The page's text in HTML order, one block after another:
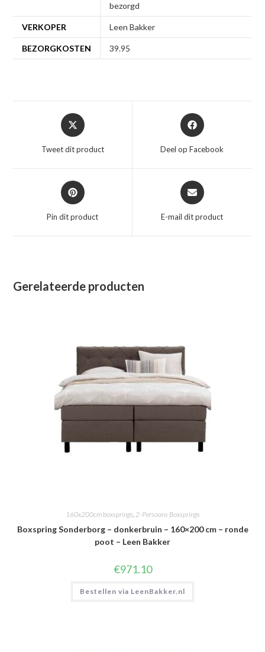
bezorgd
VERKOPER Leen Bakker
BEZORGKOSTEN 39.95
Opent
in
nieuw
Tweet dit product
Opent
in
nieuw
Deel op Facebook
Opent
in
nieuw
Pin dit product
Opent
in
nieuw
E-mail dit product
Gerelateerde producten
160x200cm boxsprings,2-Persoons Boxsprings
Boxspring Sonderborg – donkerbruin – 160×200 cm – ronde
poot – Leen Bakker
€971.10
Bestellen via LeenBakker.nl